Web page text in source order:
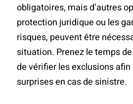
obligatoires, mais d’autres
protection juridique ou les
risques, peuvent être
situation. Prenez le temps
de vérifier les exclusions
surprises en cas de sinistre.